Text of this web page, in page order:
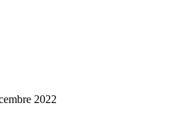
2022